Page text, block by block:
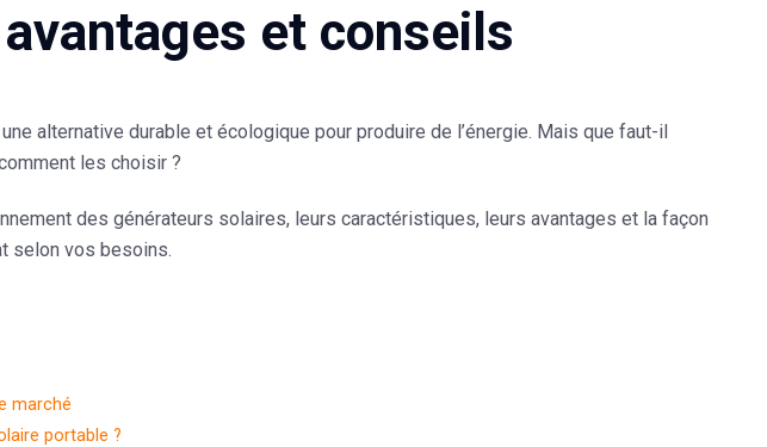
et conseils
alternative durable et écologique pour produire de l’énergie. Mais que faut-il
les choisir ?
des générateurs solaires, leurs caractéristiques, leurs avantages et la façon
selon vos besoins.
marché
portable ?